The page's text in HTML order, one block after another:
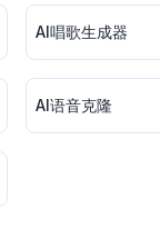
AI唱歌生成器
AI语音克隆